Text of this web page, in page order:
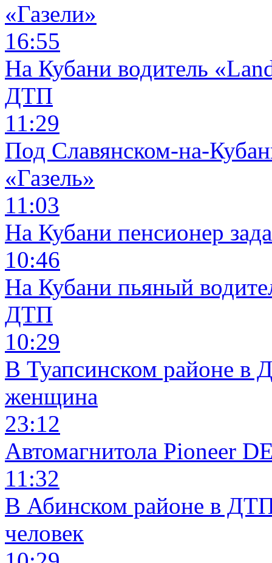
«Газели»
16:55
На Кубани водитель
ДТП
11:29
Под Славянском-на-
«Газель»
11:03
На Кубани пенсионер
10:46
На Кубани пьяный
ДТП
10:29
В Туапсинском районе в
женщина
23:12
Автомагнитола Pioneer
11:32
В Абинском районе в
человек